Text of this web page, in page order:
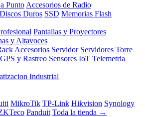
Punto Accesorios de Radio
Discos Duros SSD Memorias Flash
Pantallas y Proyectores
y Altavoces
Accesorios Servidor Servidores Torre
GPS y Rastreo Sensores IoT Telemetria
Industrial
MikroTik TP-Link Hikvision Synology
Panduit Toda la tienda →